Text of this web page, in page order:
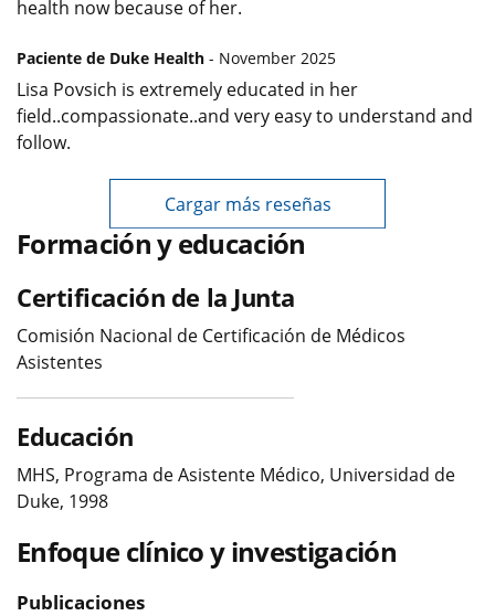
health now because of her.
Paciente de Duke Health - November 2025
Lisa Povsich is extremely educated in her
field..compassionate..and very easy to understand and
follow.
Cargar más reseñas
Formación y educación
Certificación de la Junta
Comisión Nacional de Certificación de Médicos
Asistentes
Educación
MHS, Programa de Asistente Médico, Universidad de
Duke, 1998
Enfoque clínico y investigación
Publicaciones